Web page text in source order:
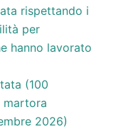
rispettando i
per
hanno lavorato
(100
martora
2026)